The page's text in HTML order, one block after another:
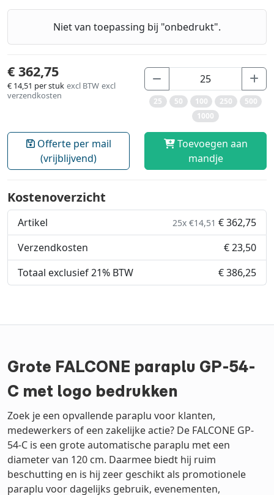
Niet van toepassing bij "onbedrukt".
€ 362,75
€ 14,51 per stuk excl BTW excl
verzendkosten
25 50 100 250
500
1000
Offerte per mail
(vrijblijvend)
Toevoegen aan
mandje
Kostenoverzicht
25x €14,51 € 362,75
Artikel
€ 23,50
Verzendkosten
€ 386,25
Totaal exclusief 21% BTW
Grote FALCONE paraplu GP-54-
C met logo bedrukken
Zoek je een opvallende paraplu voor klanten,
medewerkers of een zakelijke actie? De FALCONE GP-
54-C is een grote automatische paraplu met een
diameter van 120 cm. Daarmee biedt hij ruim
beschutting en is hij zeer geschikt als promotionele
paraplu voor dagelijks gebruik, evenementen,